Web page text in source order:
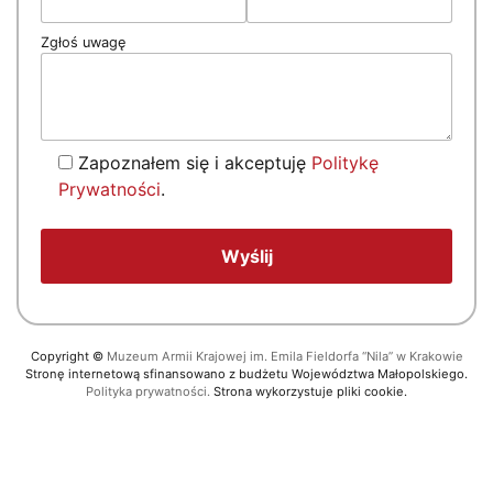
Zgłoś uwagę
Zapoznałem się i akceptuję Politykę
Prywatności.
Copyright © Muzeum Armii Krajowej im. Emila Fieldorfa “Nila” w Krakowie
Stronę internetową sfinansowano z budżetu Województwa Małopolskiego.
Polityka prywatności. Strona wykorzystuje pliki cookie.